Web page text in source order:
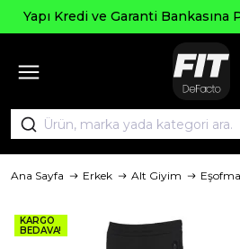
Yapı Kredi ve Garanti Bankasına
Ana Sayfa Erkek Alt Giyim
KARGO
BEDAVA!